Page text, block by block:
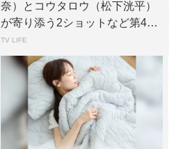
奈）とコウタロウ（松下洸平）
が寄り添う2ショットなど第4話
場面写真公開 |...
TV LIFE